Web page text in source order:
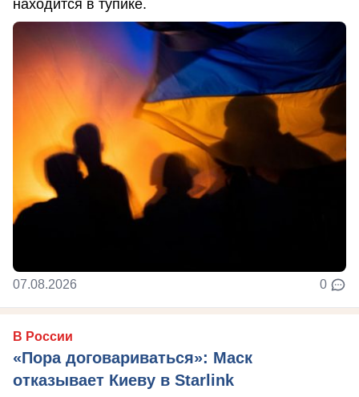
находится в тупике.
07.08.2026 0
В России
«Пора договариваться»: Маск
отказывает Киеву в Starlink